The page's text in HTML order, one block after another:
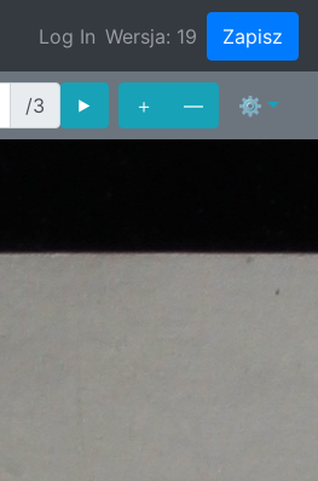
Log In Wersja: 19 Zapisz
/3 ⯈ ＋ — ⚙